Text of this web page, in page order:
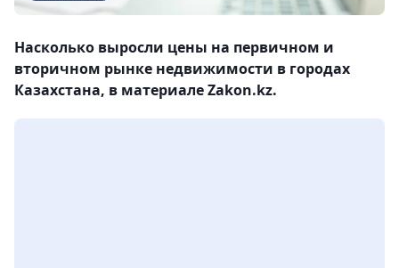
Насколько выросли цены на первичном и
вторичном рынке недвижимости в городах
Казахстана, в материале Zakon.kz.